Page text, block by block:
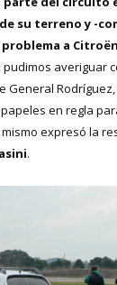
su terreno y -
a
pudimos averiguar
General
en regla
expresó la
.